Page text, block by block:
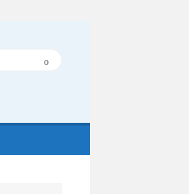
Search